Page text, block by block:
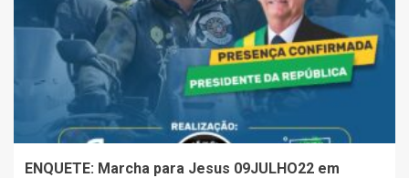
ENQUETE: Marcha para Jesus 09JULHO22 em